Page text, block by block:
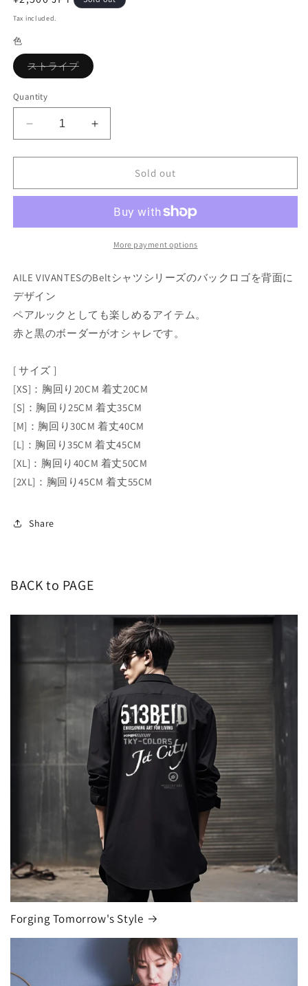
price
Tax included.
色
ストライプVariant
sold
Quantity
Decrease
quantity
for
RED
Increase
quantity
for
RED
Sold out
More payment options
AILE VIVANTESのBeltシャツシリーズのバックロゴを背面に
デザイン
ペアルックとしても楽しめるアイテム。
赤と黒のボーダーがオシャレです。
[ サイズ ]
[XS]：胸回り20CM 着丈20CM
[S]：胸回り25CM 着丈35CM
[M]：胸回り30CM 着丈40CM
[L]：胸回り35CM 着丈45CM
[XL]：胸回り40CM 着丈50CM
[2XL]：胸回り45CM 着丈55CM
Share
BACK to PAGE
Forging Tomorrow's Style